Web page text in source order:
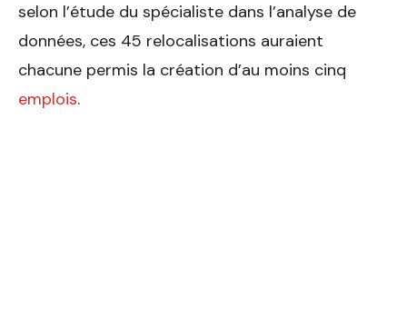
selon l’étude du spécialiste dans l’analyse de
données, ces 45 relocalisations auraient
chacune permis la création d’au moins cinq
emplois.